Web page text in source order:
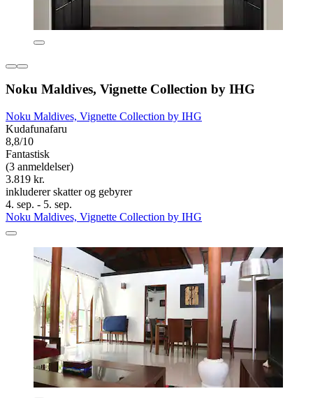
Noku Maldives, Vignette Collection by IHG
Noku Maldives, Vignette Collection by IHG
Kudafunafaru
8,8/10
Fantastisk
(3 anmeldelser)
3.819 kr.
inkluderer skatter og gebyrer
4. sep. - 5. sep.
Noku Maldives, Vignette Collection by IHG